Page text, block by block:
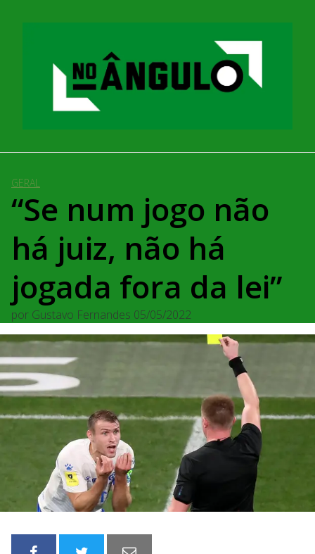
GERAL
“Se num jogo não
há juiz, não há
jogada fora da lei”
por Gustavo Fernandes 05/05/2022